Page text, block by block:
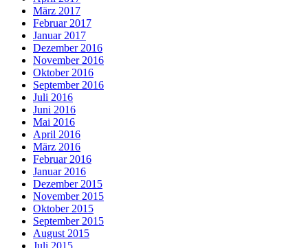
März 2017
Februar 2017
Januar 2017
Dezember 2016
November 2016
Oktober 2016
September 2016
Juli 2016
Juni 2016
Mai 2016
April 2016
März 2016
Februar 2016
Januar 2016
Dezember 2015
November 2015
Oktober 2015
September 2015
August 2015
Juli 2015